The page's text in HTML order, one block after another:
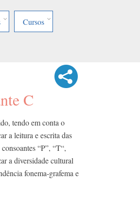
Cursos
C
tendo em conta o
a leitura e escrita das
“P”, “T“,
a diversidade cultural
fonema-grafema e